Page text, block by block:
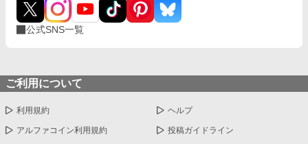
公式SNS一覧
ご利用について
利用規約 ヘルプ
アルファコイン利用規約 投稿ガイドライン